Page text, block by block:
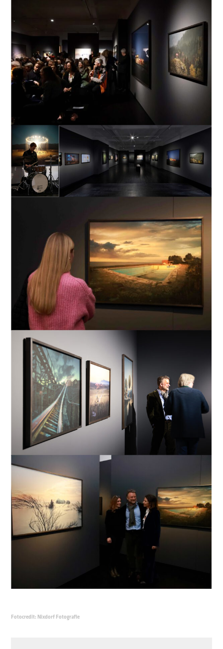
Fotocredit: Nixdorf Fotografie